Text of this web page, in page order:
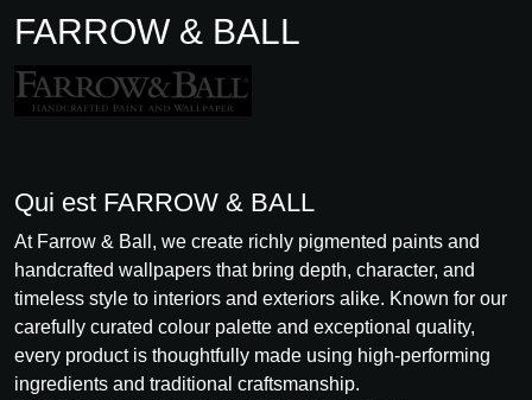
FARROW & BALL
Qui est FARROW & BALL
At Farrow & Ball, we create richly pigmented paints and
handcrafted wallpapers that bring depth, character, and
timeless style to interiors and exteriors alike. Known for our
carefully curated colour palette and exceptional quality,
every product is thoughtfully made using high-performing
ingredients and traditional craftsmanship.